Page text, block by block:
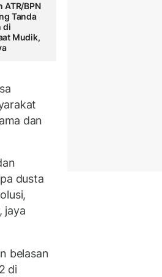
ATR/BPN
Tanda
di
Mudik,
dan
dusta
jaya
belasan
di